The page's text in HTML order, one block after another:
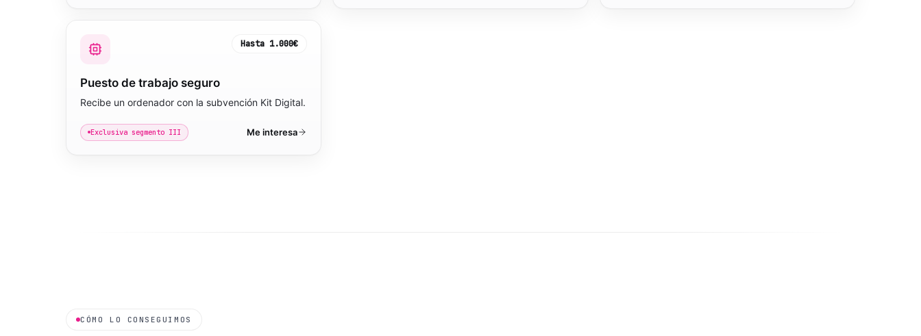
Hasta 1.000€
Puesto de trabajo seguro
Recibe un ordenador con la subvención Kit Digital.
Exclusiva segmento III Me interesa
CÓMO LO CONSEGUIMOS